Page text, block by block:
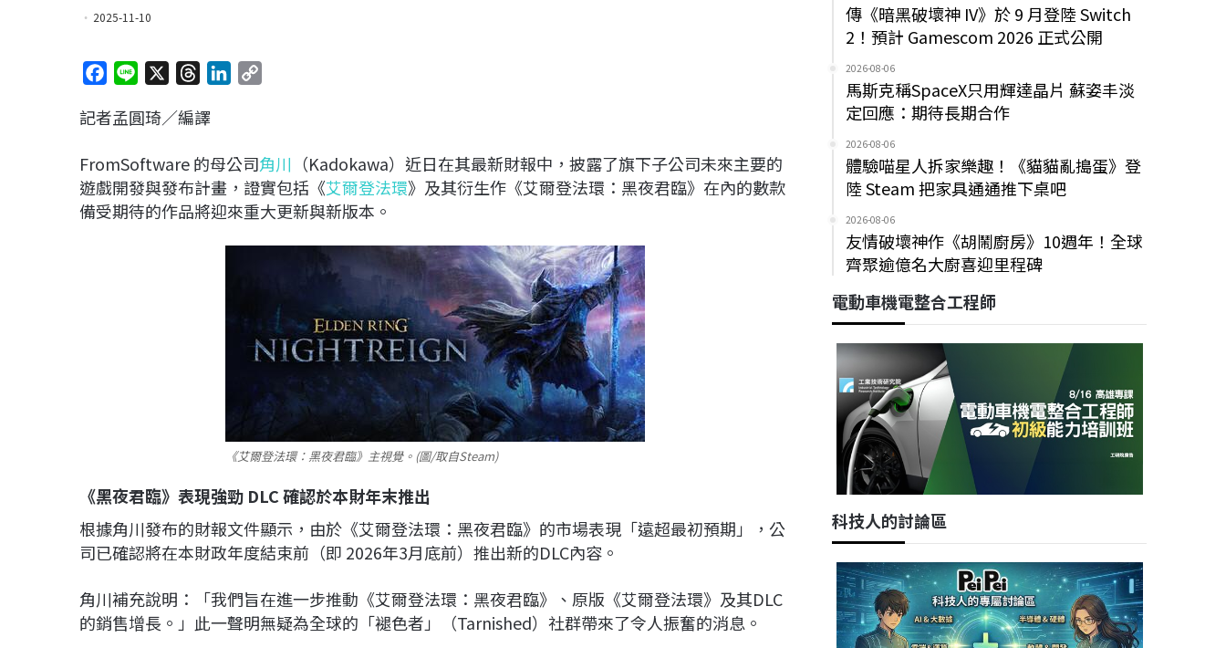
2025-11-10
c
b
o
o
n
r
a
d
s
e
d
I
L
i
n
記者孟圓琦／編譯
FromSoftware 的母公司角川 （Kadokawa）近日在其最新財報中，披露了旗下子公司未來主要的
遊戲開發與發布計畫，證實包括《艾爾登法環》及其衍生作《艾爾登法環：黑夜君臨》在內的數款
備受期待的作品將迎來重大更新與新版本。
《艾爾登法環：黑夜君臨》主視覺。(圖/取自Steam)
《黑夜君臨》表現強勁 DLC 確認於本財年末推出
根據角川發布的財報文件顯示，由於《艾爾登法環：黑夜君臨》的市場表現「遠超最初預期」，公
司已確認將在本財政年度結束前（即 2026年3月底前）推出新的DLC內容。
角川補充說明：「我們旨在進一步推動《艾爾登法環：黑夜君臨》、原版《艾爾登法環》及其DLC
的銷售增長。」此一聲明無疑為全球的「褪色者」（Tarnished）社群帶來了令人振奮的消息。
傳《暗黑破壞神 IV》於 9 月登陸 Switch
2！預計 Gamescom 2026 正式公開
2026-08-06
馬斯克稱SpaceX只用輝達晶片 蘇姿丰淡
定回應：期待長期合作
2026-08-06
體驗喵星人拆家樂趣！《貓貓亂搗蛋》登
陸 Steam 把家具通通推下桌吧
2026-08-06
友情破壞神作《胡鬧廚房》10週年！全球
齊聚逾億名大廚喜迎里程碑
電動車機電整合工程師
科技人的討論區